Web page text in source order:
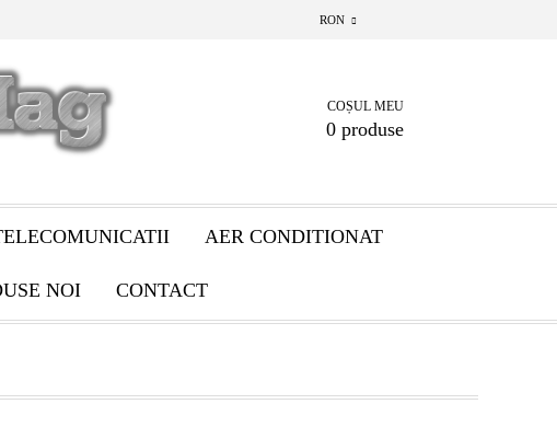
RON
COȘUL MEU
0 produse
AER CONDITIONAT
NOI CONTACT